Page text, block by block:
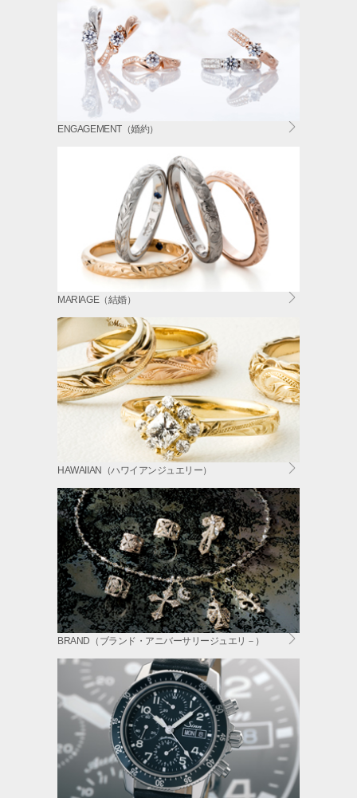
ENGAGEMENT（婚約）
MARIAGE（結婚）
HAWAIIAN（ハワイアンジュエリー）
BRAND（ブランド・アニバーサリージュエリ－）